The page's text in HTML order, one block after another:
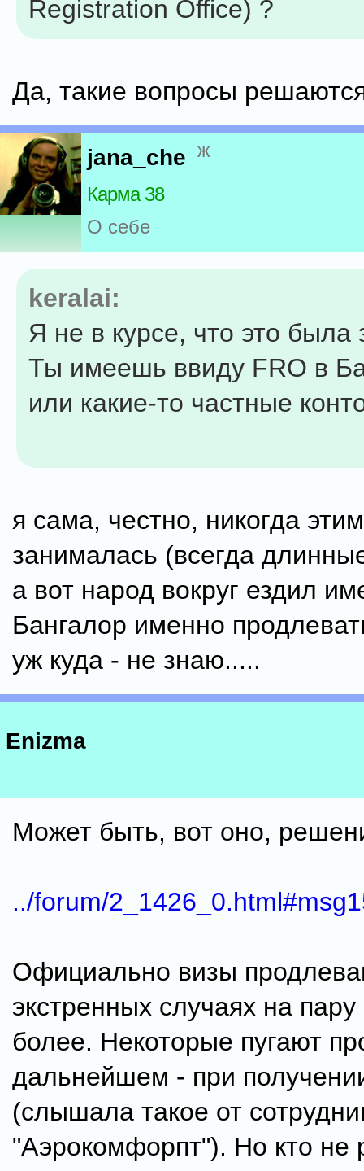
Registration Office) ?
Да, такие вопросы
jana_che ж
Карма 38
О себе
keralai:
Я не в курсе, что это была
Ты имеешь ввиду FRO в
или какие-то частные
я сама, честно, никогда
занималась (всегда
а вот народ вокруг ездил
Бангалор именно
уж куда - не знаю.....
Enizma
Может быть, вот оно,
../forum/
Официально визы
экстренных случаях на
более. Некоторые пугают
дальнейшем - при
(слышала такое от
"Аэрокомфорпт"). Но кто не